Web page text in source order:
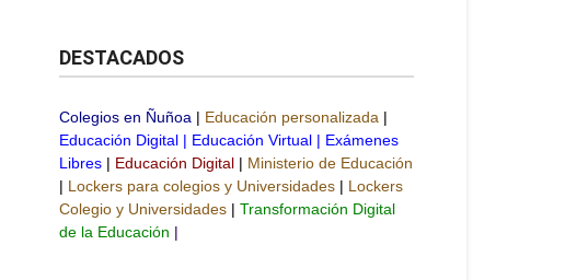
DESTACADOS
Colegios en Ñuñoa | Educación personalizada |
Educación Digital | Educación Virtual | Exámenes
Libres | Educación Digital | Ministerio de Educación
| Lockers para colegios y Universidades | Lockers
Colegio y Universidades | Transformación Digital
de la Educación |